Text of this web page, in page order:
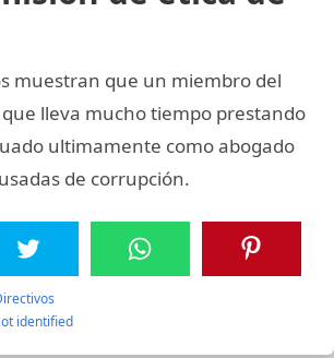
muestran que un miembro del
lleva mucho tiempo prestando
ultimamente como abogado
de corrupción.
identified